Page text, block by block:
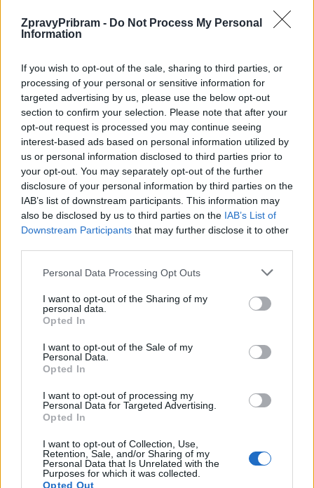
ZpravyPribram - Do Not Process My Personal
Information
If you wish to opt-out of the sale, sharing to third parties, or
processing of your personal or sensitive information for
targeted advertising by us, please use the below opt-out
section to confirm your selection. Please note that after your
opt-out request is processed you may continue seeing
interest-based ads based on personal information utilized by
us or personal information disclosed to third parties prior to
your opt-out. You may separately opt-out of the further
disclosure of your personal information by third parties on the
IAB’s list of downstream participants. This information may
also be disclosed by us to third parties on the IAB’s List of
Downstream Participants that may further disclose it to other
Personal Data Processing Opt Outs
I want to opt-out of the Sharing of my
personal data.
Opted In
I want to opt-out of the Sale of my
Personal Data.
Opted In
I want to opt-out of processing my
Personal Data for Targeted Advertising.
Opted In
I want to opt-out of Collection, Use,
Retention, Sale, and/or Sharing of my
Personal Data that Is Unrelated with the
Purposes for which it was collected.
Opted Out
Do akce se zapojily také organizace Člověk v tísni, Sázíme
byli rovněž představitelé města a kraje, mezi nimi senátor za
Příbramsko Petr Štěpánek, radní Středočeského kraje Jindřiška
Romba nebo příbramský místostarosta Vladimír Karpíšek.
Svatohorské sady patří k největším historickým ovocným sadům
v Evropě a jsou významnou součástí krajiny Příbrami. Vedle
rekreační funkce mají důležitý význam také pro podporu
biodiverzity a zachování přírodních hodnot v blízkosti města.
Foto: archiv pořadatelů akce
Komentáře